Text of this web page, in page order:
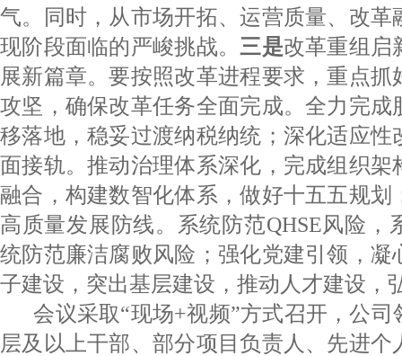
气。同时，从市场开拓、运营质量、改革
现阶段面临的严峻挑战。 三是改革重组启
展新篇章。要按照改革进程要求，重点
攻坚，确保改革任务全面完成。全力完成
移落地，稳妥过渡纳税纳统；深化适应性
面接轨。推动治理体系深化，完成组织架
融合，构建数智化体系，做好十五五规划
高质量发展防线。系统防范QHSE风险，
统防范廉洁腐败风险；强化党建引领，凝
子建设，突出基层建设，推动人才建设，
会议采取“现场+视频”方式召开，公
层及以上干部、部分项目负责人、先进